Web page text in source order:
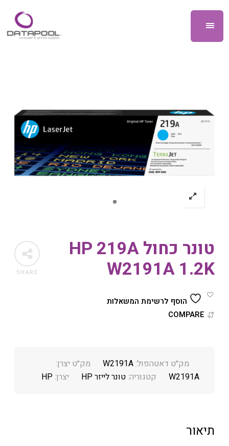
SHARE
טונר כחול HP 219A
W2191A 1.2K
הוסף לרשימת המשאלות
COMPARE
מק״ט דאטהפול:W2191A
מק״ט יצרן:
W2191A
קטגוריה:טונר לייזר HP יצרן:HP
תיאור